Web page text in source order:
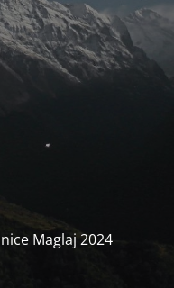
Maglaj 2024